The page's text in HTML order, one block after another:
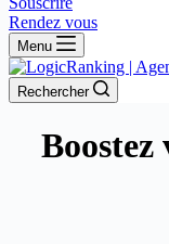
Rendez vous
Menu
Rechercher